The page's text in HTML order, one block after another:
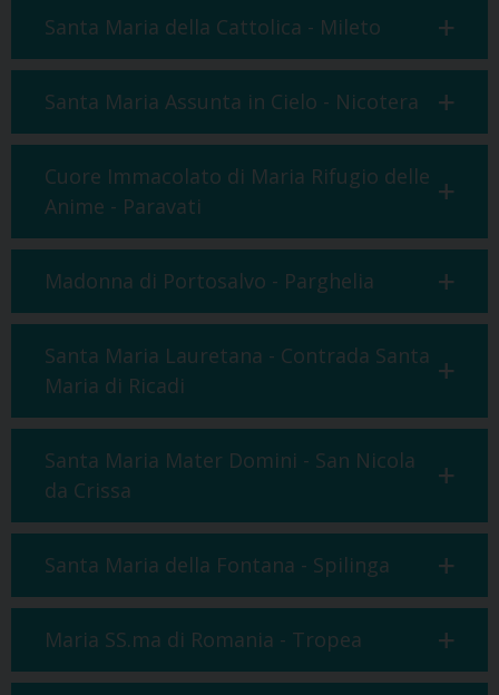
Santa Maria della Cattolica - Mileto
Santa Maria Assunta in Cielo - Nicotera
Cuore Immacolato di Maria Rifugio delle
Anime - Paravati
Madonna di Portosalvo - Parghelia
Santa Maria Lauretana - Contrada Santa
Maria di Ricadi
Santa Maria Mater Domini - San Nicola
da Crissa
Santa Maria della Fontana - Spilinga
Maria SS.ma di Romania - Tropea